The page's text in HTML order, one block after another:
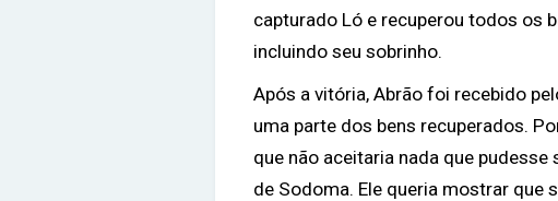
capturado Ló e recuperou todos os
incluindo seu sobrinho.
Após a vitória, Abrão foi recebido
uma parte dos bens recuperados.
que não aceitaria nada que
de Sodoma. Ele queria mostrar que